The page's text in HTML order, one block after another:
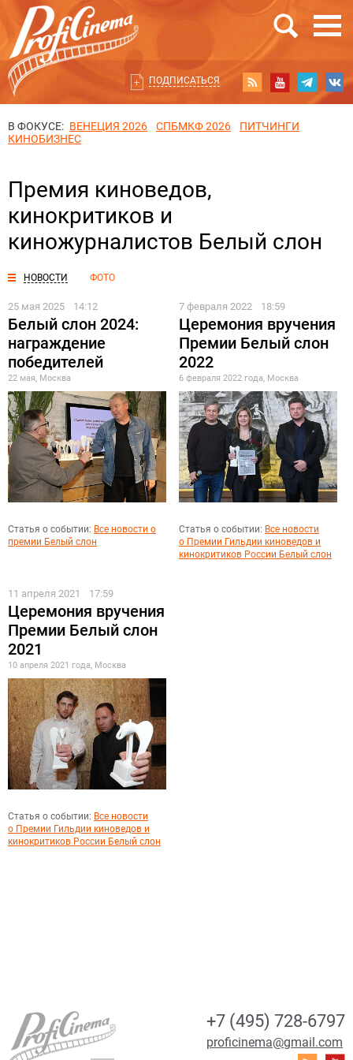
ПОДПИСАТЬСЯ
В ФОКУСЕ: ВЕНЕЦИЯ 2026 СПБМКФ 2026
ПИТЧИНГИ
КИНОБИЗНЕС
Премия киноведов,
кинокритиков и
киножурналистов Белый слон
НОВОСТИ ФОТО
25 мая 2025 14:12
Белый слон 2024:
награждение
победителей
22 мая, Москва
Статья о событии: Все новости о
премии Белый слон
7 февраля 2022 18:59
Церемония вручения
Премии Белый слон
2022
6 февраля 2022 года, Москва
Статья о событии: Все новости
о Премии Гильдии киноведов и
кинокритиков России Белый слон
11 апреля 2021 17:59
Церемония вручения
Премии Белый слон
2021
10 апреля 2021 года, Москва
Статья о событии: Все новости
о Премии Гильдии киноведов и
кинокритиков России Белый слон
+7 (495) 728-6797
proficinema@gmail.com